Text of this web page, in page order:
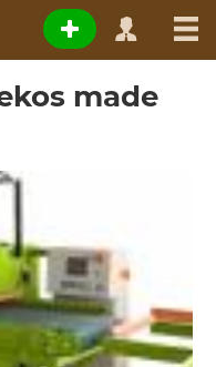
made